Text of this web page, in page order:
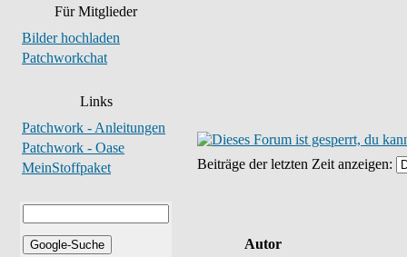
Für Mitglieder
Bilder hochladen
Patchworkchat
Links
Patchwork - Anleitungen
Patchwork - Oase
MeinStoffpaket
Beiträge der letzten Zeit anzeigen:
Autor